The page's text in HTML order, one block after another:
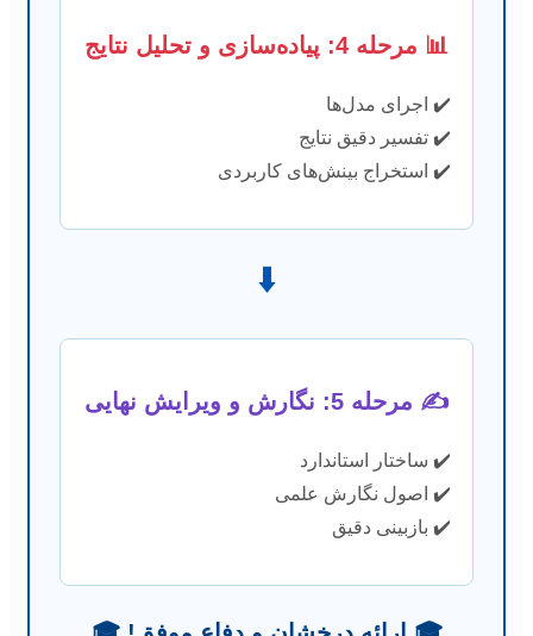
📊 مرحله 4: پیاده‌سازی و تحلیل نتایج
✔️ اجرای مدل‌ها
✔️ تفسیر دقیق نتایج
✔️ استخراج بینش‌های کاربردی
⬇️
✍️ مرحله 5: نگارش و ویرایش نهایی
✔️ ساختار استاندارد
✔️ اصول نگارش علمی
✔️ بازبینی دقیق